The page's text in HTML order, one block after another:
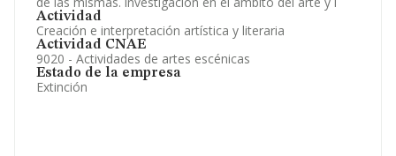
Actividad
Creación e interpretación artística y literaria
Actividad CNAE
9020 - Actividades de artes escénicas
Estado de la empresa
Extinción